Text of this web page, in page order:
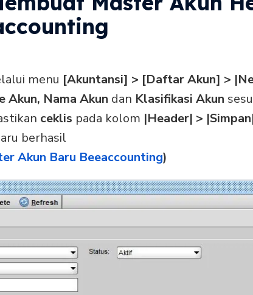
menu [Akuntansi] > [Daftar Akun] >
Akun, Nama Akun dan Klasifikasi Akun
ceklis pada kolom |Header| >
berhasil
Akun Baru Beeaccounting)